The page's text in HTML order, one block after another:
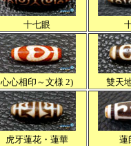
十七眼
心心相印～文様 2) 雙天
虎牙蓮花・蓮華 蓮